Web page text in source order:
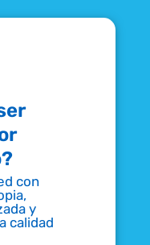
con
y
calidad